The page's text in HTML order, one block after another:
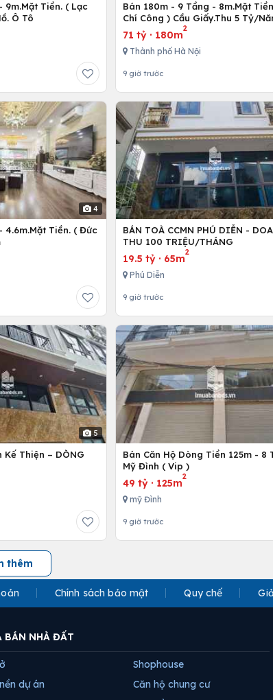
9m.Mặt Tiền. ( Lạc
Ô Tô
Bán 180m - 9 Tầng - 8m.Mặt
Chí Công ) Cầu Giấy.Thu 5 Tỷ/
71 tỷ· 180m
2
Thành phố Hà Nội
9 giờ trước
4
4.6m.Mặt Tiền. ( Đức
BÁN TOÀ CCMN PHÚ DIỄN -
THU 100 TRIỆU/THÁNG
19.5 tỷ· 65m
2
Phú Diễn
9 giờ trước
5
Thiện – DÒNG
Bán Căn Hộ Dòng Tiền 125m - 8
Mỹ Đình ( Vip )
49 tỷ· 125m
2
mỹ Đình
9 giờ trước
thêm
Chính sách bảo mật Quy chế
BÁN NHÀ ĐẤT
dự án
Shophouse
Căn hộ chung cư